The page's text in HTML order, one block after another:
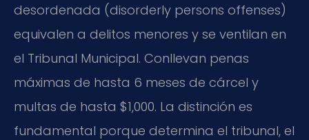
desordenada (disorderly persons offenses)
equivalen a delitos menores y se ventilan en
el Tribunal Municipal. Conllevan penas
máximas de hasta 6 meses de cárcel y
multas de hasta $1,000. La distinción es
fundamental porque determina el tribunal, el